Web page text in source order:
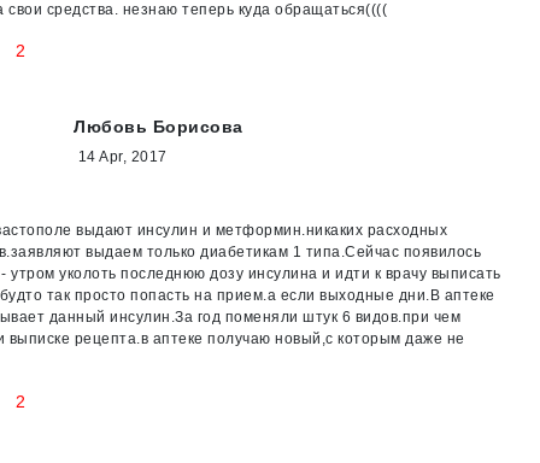
свои средства. незнаю теперь куда обращаться((((
2
Любовь Борисова
14 Apr, 2017
выдают инсулин и метформин.никаких расходных
выдаем только диабетикам 1 типа.Сейчас появилось
утром уколоть последнюю дозу инсулина и идти к врачу выписать
так просто попасть на прием.а если выходные дни.В аптеке
данный инсулин.За год поменяли штук 6 видов.при чем
выписке рецепта.в аптеке получаю новый,с которым даже не
2